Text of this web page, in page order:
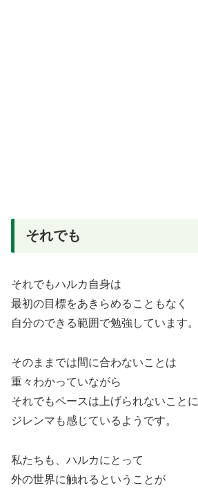
それでも
それでもハルカ自身は
最初の目標をあきらめることもなく
自分のできる範囲で勉強しています。
そのままでは間に合わないことは
重々わかっていながら
それでもペースは上げられないことに
ジレンマも感じているようです。
私たちも、ハルカにとって
外の世界に触れるということが